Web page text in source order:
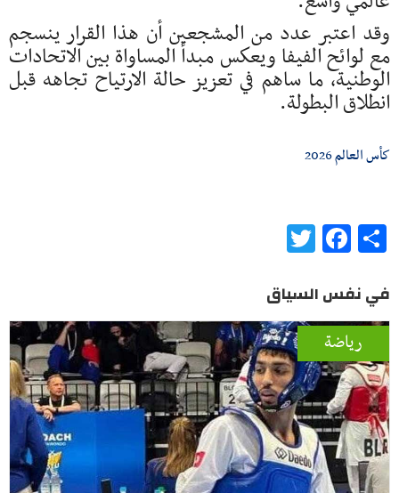
وقد اعتبر عدد من المشجعين أن هذا القرار ينسجم
مع لوائح الفيفا ويعكس مبدأ المساواة بين الاتحادات
الوطنية، ما ساهم في تعزيز حالة الارتياح تجاهه قبل
انطلاق البطولة.
كأس العالم 2026
Share
Facebook
في نفس السياق
رياضة